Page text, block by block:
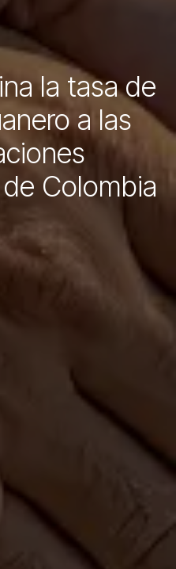
la tasa de
a las
Colombia